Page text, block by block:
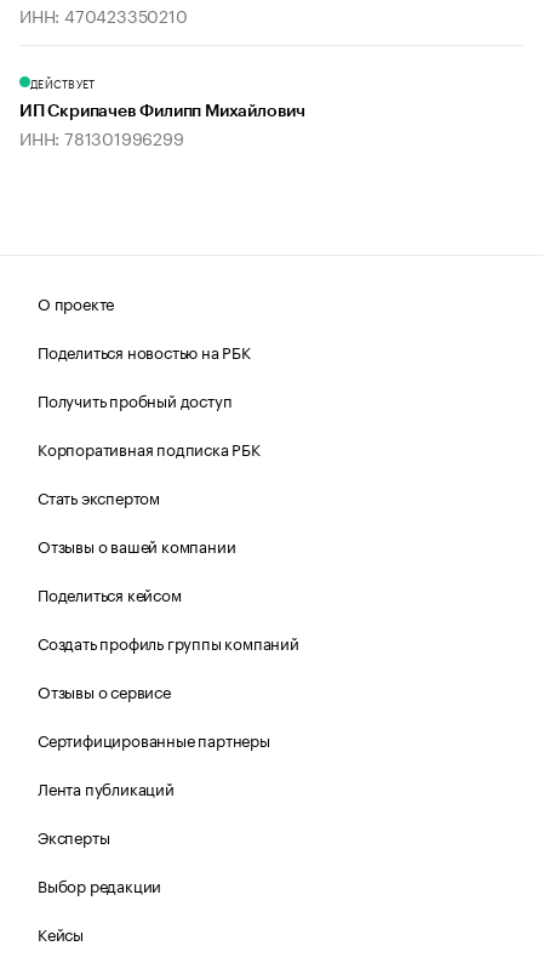
ИНН: 470423350210
ДЕЙСТВУЕТ
ИП Скрипачев Филипп Михайлович
ИНН: 781301996299
О проекте
Поделиться новостью на РБК
Получить пробный доступ
Корпоративная подписка РБК
Стать экспертом
Отзывы о вашей компании
Поделиться кейсом
Создать профиль группы компаний
Отзывы о сервисе
Сертифицированные партнеры
Лента публикаций
Эксперты
Выбор редакции
Кейсы